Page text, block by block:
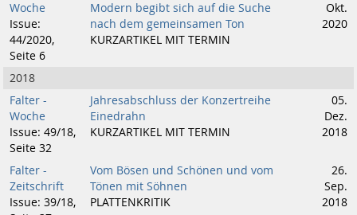
Woche
Issue:
44/2020,
Seite 6
Modern begibt sich auf die Suche
nach dem gemeinsamen Ton
KURZARTIKEL MIT TERMIN
Okt.
2020
2018
Falter -
Woche
Issue: 49/18,
Seite 32
Jahresabschluss der Konzertreihe
Einedrahn
KURZARTIKEL MIT TERMIN
05.
Dez.
2018
Falter -
Zeitschrift
Issue: 39/18,
Vom Bösen und Schönen und vom
Tönen mit Söhnen
PLATTENKRITIK
26.
Sep.
2018